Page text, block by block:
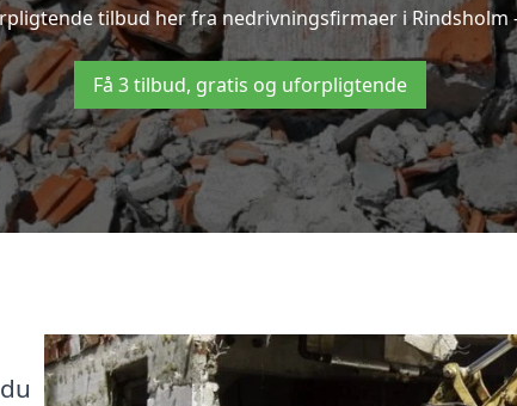
tilbud her fra nedrivningsfirmaer i Rindsholm
Få 3 tilbud, gratis og uforpligtende